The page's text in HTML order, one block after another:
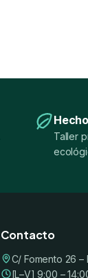
Taller
Contacto
C/ Fomento 26 –
[L–V] 9:00 –